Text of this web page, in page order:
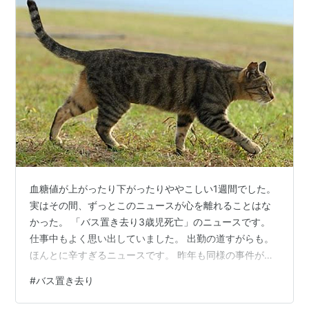
血糖値が上がったり下がったりややこしい1週間でした。
実はその間、ずっとこのニュースが心を離れることはな
かった。 「バス置き去り3歳児死亡」のニュースです。
仕事中もよく思い出していました。 出勤の道すがらも。
ほんとに辛すぎるニュースです。 昨年も同様の事件があ
に答える報道は今のところ目にしていません。 今、還暦
のワタクシが幼稚園に通っていた時も「送迎バス」って
#バス置き去り